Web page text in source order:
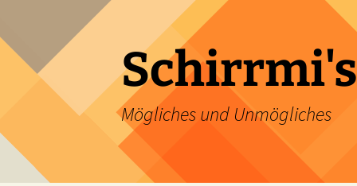
springen
Mögliches und Unmögliches